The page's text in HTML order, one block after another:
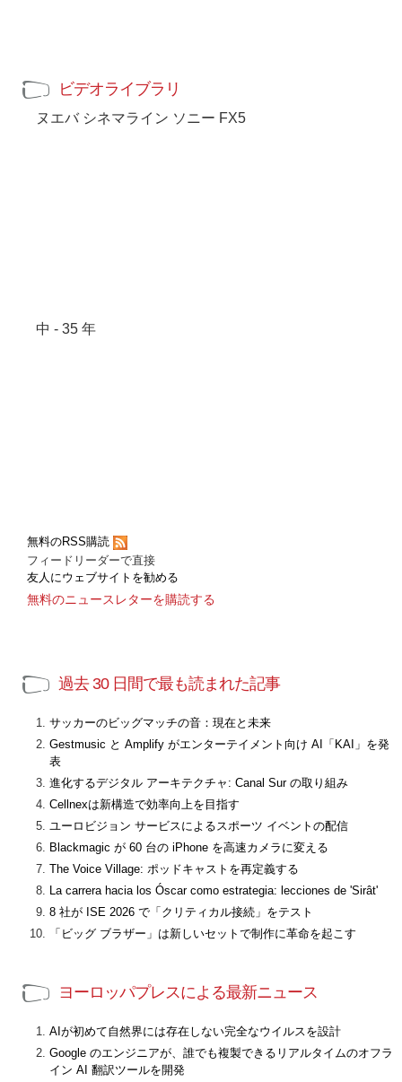
ビデオライブラリ
ヌエバ シネマライン ソニー FX5
中 - 35 年
無料のRSS購読
フィードリーダーで直接
友人にウェブサイトを勧める
無料のニュースレターを購読する
過去 30 日間で最も読まれた記事
サッカーのビッグマッチの音：現在と未来
Gestmusic と Amplify がエンターテイメント向け AI「KAI」を発
表
進化するデジタル アーキテクチャ: Canal Sur の取り組み
Cellnexは新構造で効率向上を目指す
ユーロビジョン サービスによるスポーツ イベントの配信
Blackmagic が 60 台の iPhone を高速カメラに変える
The Voice Village: ポッドキャストを再定義する
La carrera hacia los Óscar como estrategia: lecciones de 'Sirât'
8 社が ISE 2026 で「クリティカル接続」をテスト
「ビッグ ブラザー」は新しいセットで制作に革命を起こす
ヨーロッパプレスによる最新ニュース
AIが初めて自然界には存在しない完全なウイルスを設計
Google のエンジニアが、誰でも複製できるリアルタイムのオフラ
イン AI 翻訳ツールを開発